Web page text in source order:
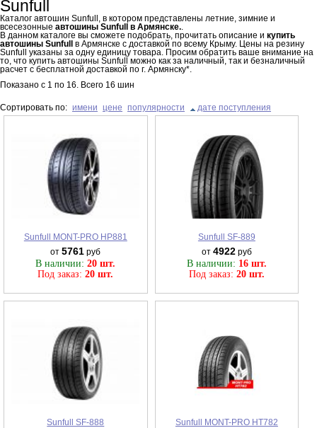
Sunfull
Каталог автошин Sunfull, в котором представлены летние, зимние и
всесезонные автошины Sunfull в Армянске.
В данном каталоге вы сможете подобрать, прочитать описание и купить
автошины Sunfull в Армянске с доставкой по всему Крыму. Цены на резину
Sunfull указаны за одну единицу товара. Просим обратить ваше внимание на
то, что купить автошины Sunfull можно как за наличный, так и безналичный
расчет с бесплатной доставкой по г. Армянску*.
Показано с 1 по 16 . Всего 16 шин
Сортировать по: имени цене популярности дате поступления
Sunfull MONT-PRO HP881
от5761 руб
В наличии:20 шт.
Под заказ:20 шт.
Sunfull SF-889
от 4922руб
В наличии: 16 шт.
Под заказ: 20 шт.
Sunfull SF-888
Sunfull MONT-PRO HT782